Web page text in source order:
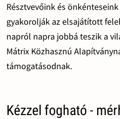
Résztvevőink és
gyakorolják az elsajátított
napról napra jobbá teszik a
Mátrix Közhasznú
támogatásodnak.
Kézzel fogható -